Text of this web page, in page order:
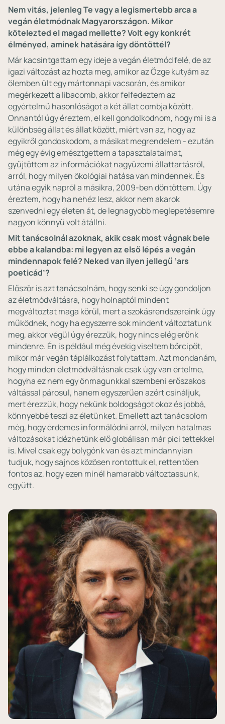
Nem vitás, jelenleg Te vagy a legismertebb arca a
vegán életmódnak Magyarországon. Mikor
kötelezted el magad mellette? Volt egy konkrét
élményed, aminek hatására így döntöttél?
Már kacsintgattam egy ideje a vegán életmód felé, de az
igazi változást az hozta meg, amikor az Özge kutyám az
ölemben ült egy mártonnapi vacsorán, és amikor
megérkezett a libacomb, akkor felfedeztem az
egyértelmű hasonlóságot a két állat combja között.
Onnantól úgy éreztem, el kell gondolkodnom, hogy mi is a
különbség állat és állat között, miért van az, hogy az
egyikről gondoskodom, a másikat megrendelem - ezután
még egy évig emésztgettem a tapasztalataimat,
gyűjtöttem az információkat nagyüzemi állattartásról,
arról, hogy milyen ökológiai hatása van mindennek. És
utána egyik napról a másikra, 2009-ben döntöttem. Úgy
éreztem, hogy ha nehéz lesz, akkor nem akarok
szenvedni egy életen át, de legnagyobb meglepetésemre
nagyon könnyű volt átállni.
Mit tanácsolnál azoknak, akik csak most vágnak bele
ebbe a kalandba: mi legyen az első lépés a vegán
mindennapok felé? Neked van ilyen jellegű ‘ars
poeticád’?
Először is azt tanácsolnám, hogy senki se úgy gondoljon
az életmódváltásra, hogy holnaptól mindent
megváltoztat maga körül, mert a szokásrendszereink úgy
működnek, hogy ha egyszerre sok mindent változtatunk
meg, akkor végül úgy érezzük, hogy nincs elég erőnk
mindenre. Én is például még évekig viseltem bőrcipőt,
mikor már vegán táplálkozást folytattam. Azt mondanám,
hogy minden életmódváltásnak csak úgy van értelme,
hogyha ez nem egy önmagunkkal szembeni erőszakos
váltással párosul, hanem egyszerűen azért csináljuk,
mert érezzük, hogy nekünk boldogságot okoz és jobbá,
könnyebbé teszi az életünket. Emellett azt tanácsolom
még, hogy érdemes informálódni arról, milyen hatalmas
változásokat idézhetünk elő globálisan már pici tettekkel
is. Mivel csak egy bolygónk van és azt mindannyian
tudjuk, hogy sajnos közösen rontottuk el, rettentően
fontos az, hogy ezen minél hamarabb változtassunk,
együtt.